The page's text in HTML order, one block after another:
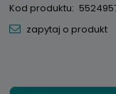
Kod produktu:
zapytaj o produkt